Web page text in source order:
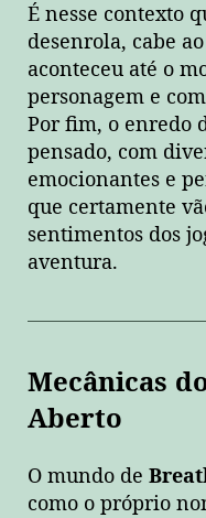
É nesse contexto
desenrola, cabe
aconteceu até o
personagem e
Por fim, o enredo
pensado, com
emocionantes e
que certamente
sentimentos dos
aventura.
Mecânicas
Aberto
O mundo de
como o próprio